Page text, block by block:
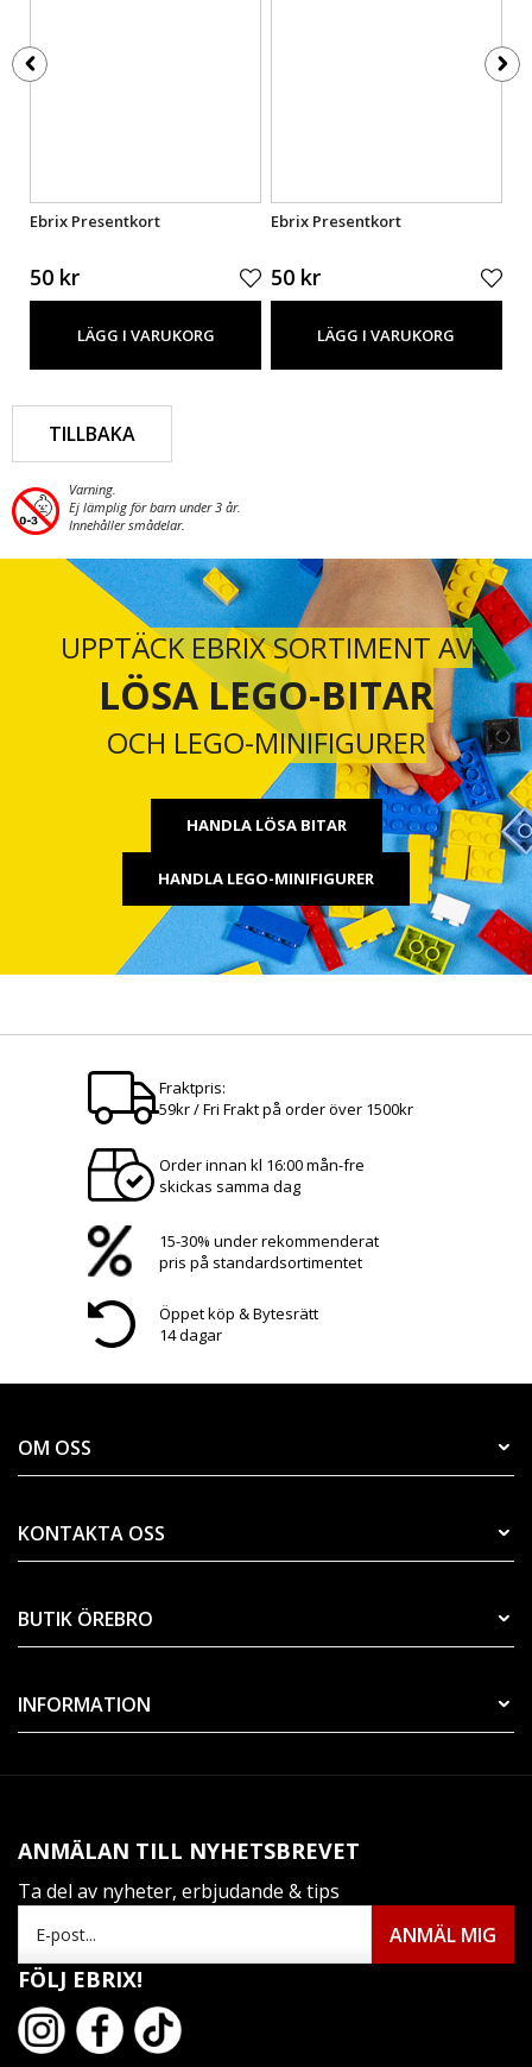
Ebrix Presentkort
50 kr
LÄGG I VARUKORG
Ebrix Presentkort
50 kr
LÄGG I VARUKORG
TILLBAKA
Varning.
Ej lämplig för barn under 3 år.
Innehåller smådelar.
UPPTÄCK EBRIX SORTIMENT AV
LÖSA LEGO-BITAR
OCH LEGO-MINIFIGURER
HANDLA LÖSA BITAR
HANDLA LEGO-MINIFIGURER
Fraktpris:
59kr / Fri Frakt på order över 1500kr
Order innan kl 16:00 mån-fre
skickas samma dag
15-30% under rekommenderat
pris på standardsortimentet
Öppet köp & Bytesrätt
14 dagar
OM OSS
KONTAKTA OSS
BUTIK ÖREBRO
INFORMATION
ANMÄLAN TILL NYHETSBREVET
Ta del av nyheter, erbjudande & tips
FÖLJ EBRIX!